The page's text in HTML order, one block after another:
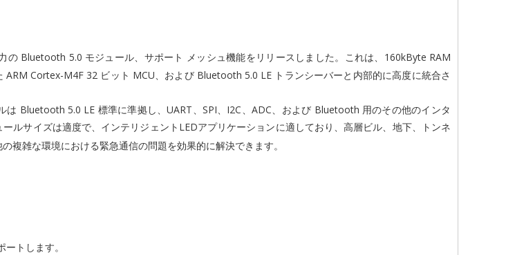
の Bluetooth 5.0 モジュール、サポート メッシュ機能をリリースしました。これは、160kByte RAM
ARM Cortex-M4F 32 ビット MCU、および Bluetooth 5.0 LE トランシーバーと内部的に高度に統合さ
Bluetooth 5.0 LE 標準に準拠し、UART、SPI、I2C、ADC、および Bluetooth 用のその他のインタ
ルサイズは適度で、インテリジェントLEDアプリケーションに適しており、高層ビル、地下、トンネ
複雑な環境における緊急通信の問題を効果的に解決できます。
ートします。